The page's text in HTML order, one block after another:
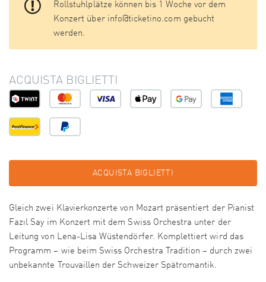
Rollstuhlplätze können bis 1 Woche vor dem
Konzert über info@ticketino.com gebucht
werden.
ACQUISTA BIGLIETTI
ACQUISTA BIGLIETTI
Gleich zwei Klavierkonzerte von Mozart präsentiert der Pianist
Fazıl Say im Konzert mit dem Swiss Orchestra unter der
Leitung von Lena-Lisa Wüstendörfer. Komplettiert wird das
Programm – wie beim Swiss Orchestra Tradition – durch zwei
unbekannte Trouvaillen der Schweizer Spätromantik.